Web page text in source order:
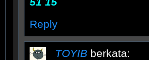
Reply
TOYIB berkata: